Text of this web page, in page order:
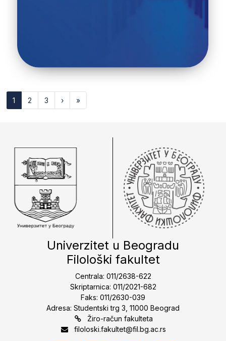
1 2 3 › »
Univerzitet u Beogradu
Filološki fakultet
Centrala: 011/2638-622
Skriptarnica: 011/2021-682
Faks: 011/2630-039
Adresa: Studentski trg 3, 11000 Beograd
Žiro-račun fakulteta
filoloski.fakultet@fil.bg.ac.rs